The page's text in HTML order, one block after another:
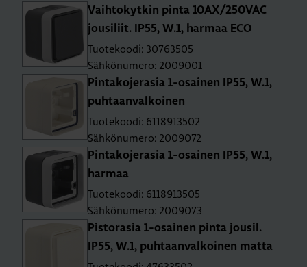
Vaih­to­kyt­kin pinta 10AX/250­VAC
jousi­liit. IP55, W.1, har­maa ECO
Tuotekoodi: 30763505
Sähkönumero: 2009001
Pin­ta­ko­je­ra­sia 1-osai­nen IP55, W.1,
puh­taan­val­koi­nen
Tuotekoodi: 6118913502
Sähkönumero: 2009072
Pin­ta­ko­je­ra­sia 1-osai­nen IP55, W.1,
har­maa
Tuotekoodi: 6118913505
Sähkönumero: 2009073
Pis­to­ra­sia 1-osai­nen pinta jousil.
IP55, W.1, puh­taan­val­koi­nen matta